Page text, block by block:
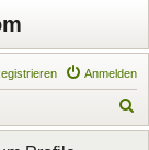
Anmelden
u